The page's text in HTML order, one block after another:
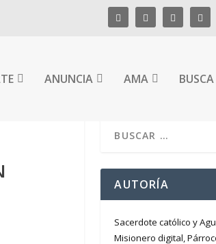
ANUNCIA AMA BUSCA
AUTORÍA
Sacerdote católico y
Misionero digital,